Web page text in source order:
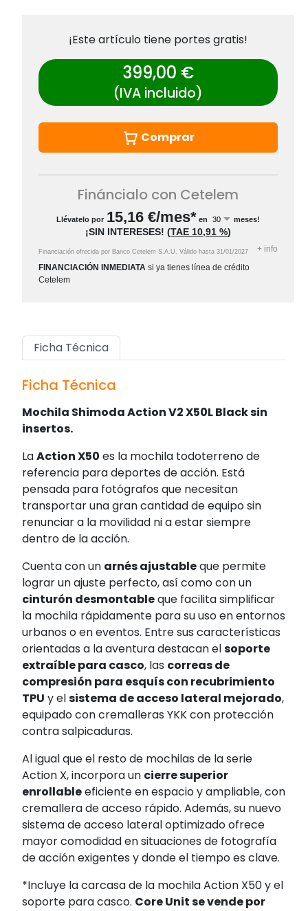
¡Este artículo tiene portes gratis!
399,00 €
(IVA incluido)
Comprar
Fináncialo con Cetelem
Llévatelo por 15,16 €/mes* en meses!
¡SIN INTERESES! (TAE 10,91 %)
Financiación ofrecida por Banco Cetelem S.A.U. Válido hasta 31/01/2027 + info
FINANCIACIÓN INMEDIATA si ya tienes línea de crédito
Cetelem
Ficha Técnica
Ficha Técnica
Mochila Shimoda Action V2 X50L Black sin
insertos.
LaAction X50 es la mochila todoterreno de
referencia para deportes de acción. Está
pensada para fotógrafos que necesitan
transportar una gran cantidad de equipo sin
renunciar a la movilidad ni a estar siempre
dentro de la acción.
Cuenta con un arnés ajustableque permite
lograr un ajuste perfecto, así como con un
cinturón desmontableque facilita simplificar
la mochila rápidamente para su uso en entornos
urbanos o en eventos. Entre sus características
orientadas a la aventura destacan elsoporte
extraíble para casco, las correas de
compresión para esquís con recubrimiento
TPU y elsistema de acceso lateral mejorado,
equipado con cremalleras YKK con protección
contra salpicaduras.
Al igual que el resto de mochilas de la serie
Action X, incorpora un cierre superior
enrollableeficiente en espacio y ampliable, con
cremallera de acceso rápido. Además, su nuevo
sistema de acceso lateral optimizado ofrece
mayor comodidad en situaciones de fotografía
de acción exigentes y donde el tiempo es clave.
*Incluye la carcasa de la mochila Action X50 y el
soporte para casco. Core Unit se vende por